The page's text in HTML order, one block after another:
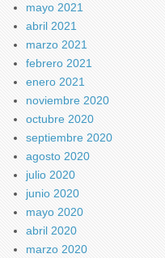
mayo 2021
abril 2021
marzo 2021
febrero 2021
enero 2021
noviembre 2020
octubre 2020
septiembre 2020
agosto 2020
julio 2020
junio 2020
mayo 2020
abril 2020
marzo 2020